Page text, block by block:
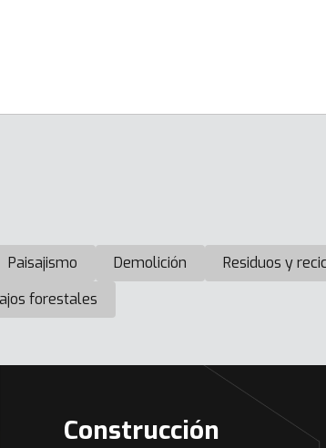
Paisajismo Demolición Residuos y
forestales
Construcción